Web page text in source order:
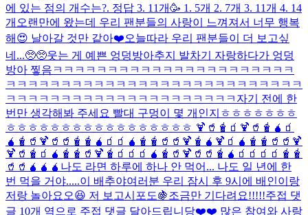
에 있는 점의 개수는?. 정답 3. 11개🥳 1. 5개 2. 7개 3. 11개 4. 14
개 오랜만에 왔는데 우리 팬분들의 사랑이 느껴져서 너무 행복
해😍 날아갈 것만 같아❤️오늘따라 우리 팬분들이 더 보고싶
네...🥺🥺웃는 게 예쁜 엉덩방아추지 발차기 자랑하다가 엉덩
방아 찧음ㅋㅋㅋㅋㅋㅋㅋㅋㅋㅋㅋㅋㅋㅋㅋㅋㅋㅋㅋㅋㅋㅋ
ㅋㅋㅋㅋㅋㅋㅋㅋㅋㅋㅋㅋㅋㅋㅋㅋㅋㅋㅋㅋㅋㅋㅋㅋㅋㅋㅋ
ㅋㅋㅋㅋㅋㅋㅋㅋㅋㅋㅋㅋㅋㅋㅋㅋㅋㅋㅋㅋㅋ 자기 전에 한
번만 생각해봐 주세요 빨대 구멍이 몇 개인지ㅎㅎㅎㅎㅎㅎㅎ
ㅎㅎㅎㅎㅎㅎㅎㅎㅎㅎㅎㅎㅎㅎㅎㅎㅎ 🍹🥤🧋🧃🍹🥤🧋🧉🧃
🧉🧋🥤🍹🥤🥤🧋🧋🧉🧃🧃🧉🧋🧋🥤🥤🍹🧋🧉🍹🧃🧉🧋🧋🥤🥤🍹
🍹🥤🧋🧃🧉🧋🧋🥤🍹🧋🧃🧃🧃🧉🧋🥤🍹🥤🥤🧋🧉🧃🧃🧃🧃🧋🧋
🥤🥤🧉🧉🧉 나도 라면 하루에 하나 안 먹어... 나도 일 년에 한
번 먹을 거야.....이 배추야여러분 우리 잠시 후 9시에 배인이랑
저랑 놀아요오😆 저 보고시포도🍇조금만 기다려요!!!!!주접 댓
글 10개 역으로 주접 댓글 달아드립니당❤️❤️ 많은 참여와 사랑